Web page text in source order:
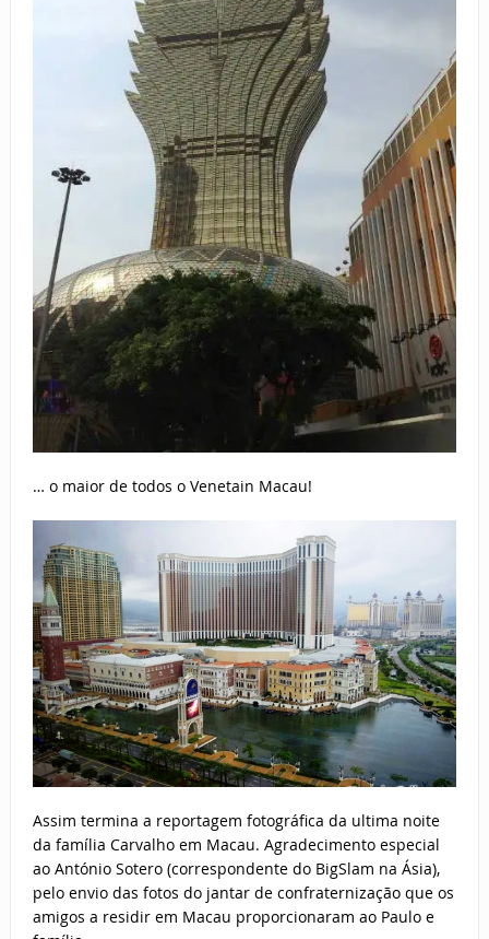
… o maior de todos o Venetain Macau!
Assim termina a reportagem fotográfica da ultima noite
da família Carvalho em Macau. Agradecimento especial
ao António Sotero (correspondente do BigSlam na Ásia),
pelo envio das fotos do jantar de confraternização que os
amigos a residir em Macau proporcionaram ao Paulo e